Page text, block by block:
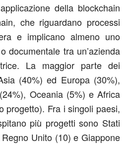
della blockchain
che riguardano processi
e implicano almeno uno
documentale tra un’azienda
La maggior parte dei
(40%) ed Europa (30%),
Oceania (5%) e Africa
progetto). Fra i singoli paesi,
più progetti sono Stati
Unito (10) e Giappone